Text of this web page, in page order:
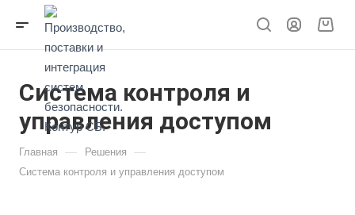
Система контроля и
управления доступом
Главная — Решения —
Система контроля и управления доступом